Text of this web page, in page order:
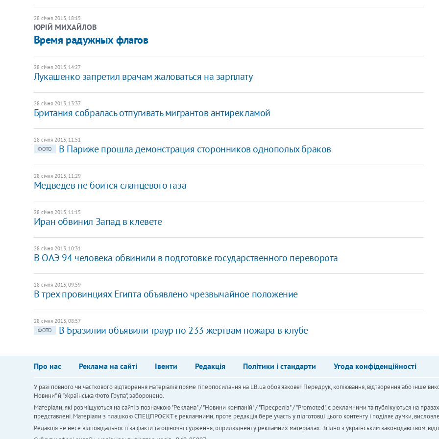
28 січня 2013, 18:15
ЮРІЙ МИХАЙЛОВ
Время радужных флагов
28 січня 2013, 14:27
Лукашенко запретил врачам жаловаться на зарплату
28 січня 2013, 13:37
Британия собралась отпугивать мигрантов антирекламой
28 січня 2013, 11:51
ФОТО
В Париже прошла демонстрация сторонников однополых браков
28 січня 2013, 11:29
Медведев не боится сланцевого газа
28 січня 2013, 11:15
Иран обвинил Запад в клевете
28 січня 2013, 10:31
​В ОАЭ 94 человека обвинили в подготовке государственного переворота
28 січня 2013, 09:59
В трех провинциях Египта объявлено чрезвычайное положение
28 січня 2013, 08:57
ФОТО
В Бразилии объявили траур по 233 жертвам пожара в клубе
Про нас Реклама на сайті Івенти Редакція Політики і стандарти Угода конфіденційності
У разі повного чи часткового відтворення матеріалів пряме гіперпосилання на LB.ua обов'язкове! Передрук, копіювання, відтворення або інше
Новини" й "Українська Фото Група", заборонено.
Матеріали, які розміщуються на сайті з позначкою "Реклама" / "Новини компаній" / "Пресреліз" / "Promoted", є рекламними та публікуються на
представлені. Матеріали з плашкою СПЕЦПРОЄКТ є рекламними, проте редакція бере участь у підготовці цього контенту і поділяє думки,
Редакція не несе відповідальності за факти та оціночні судження, оприлюднені у рекламних матеріалах. Згідно з українським законодавством,